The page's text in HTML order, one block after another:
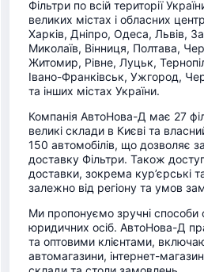
Фільтри по всій території
великих містах і обласних
Харків, Дніпро, Одеса, Львів,
Миколаїв, Вінниця, Полтава,
Житомир, Рівне, Луцьк,
Івано-Франківськ, Ужгород,
та інших містах України.
Компанія АвтоНова-Д має 27
великі склади в Києві та
150 автомобілів, що дозволяє
доставку Фільтри. Також
доставки, зокрема кур’єрські
залежно від регіону та умов
Ми пропонуємо зручні способи
юридичних осіб. АвтоНова-Д
та оптовими клієнтами,
автомагазини, інтернет-